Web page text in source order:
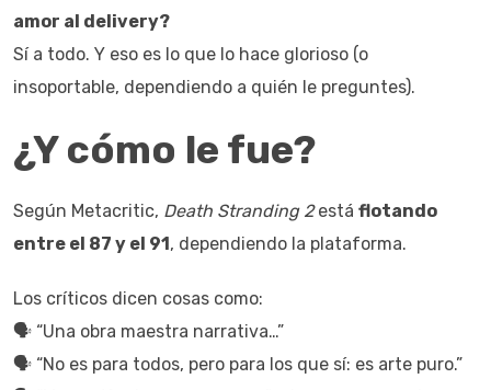
amor al delivery?
Sí a todo. Y eso es lo que lo hace glorioso (o
insoportable, dependiendo a quién le preguntes).
¿Y cómo le fue?
Según Metacritic, Death Stranding 2está flotando
entre el 87 y el 91, dependiendo la plataforma.
Los críticos dicen cosas como:
🗣 “Una obra maestra narrativa…”
🗣 “No es para todos, pero para los que sí: es arte puro.”